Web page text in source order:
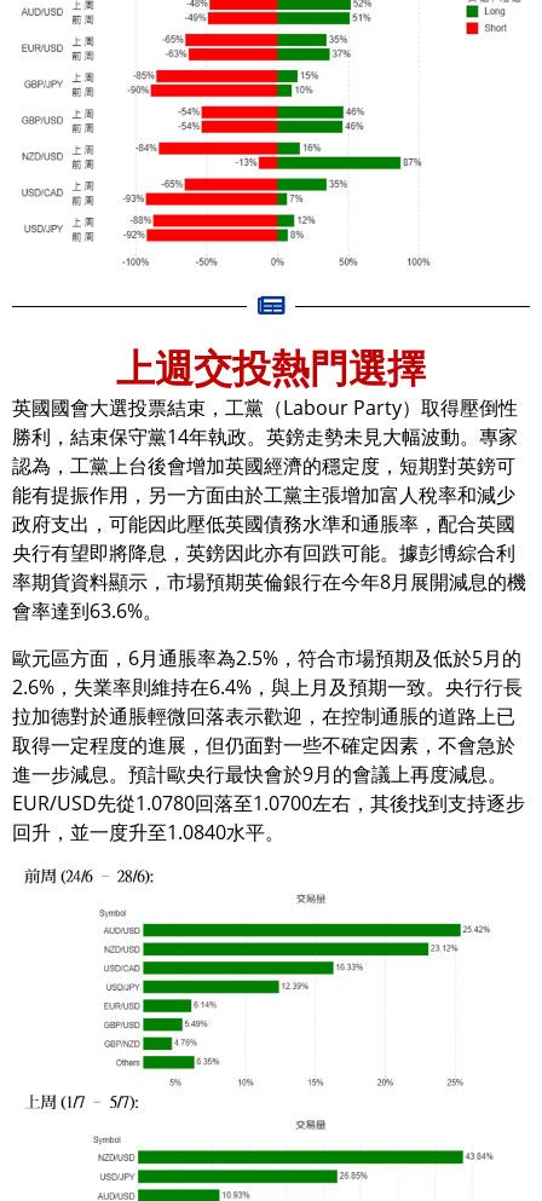
上週交投熱門選擇
英國國會大選投票結束，工黨（Labour Party）取得壓倒性
勝利，結束保守黨14年執政。英鎊走勢未見大幅波動。專家
認為，工黨上台後會增加英國經濟的穩定度，短期對英鎊可
能有提振作用，另一方面由於工黨主張增加富人稅率和減少
政府支出，可能因此壓低英國債務水準和通脹率，配合英國
央行有望即將降息，英鎊因此亦有回跌可能。據彭博綜合利
率期貨資料顯示，市場預期英倫銀行在今年8月展開減息的機
會率達到63.6%。
歐元區方面，6月通脹率為2.5%，符合市場預期及低於5月的
2.6%，失業率則維持在6.4%，與上月及預期一致。央行行長
拉加德對於通脹輕微回落表示歡迎，在控制通脹的道路上已
取得一定程度的進展，但仍面對一些不確定因素，不會急於
進一步減息。預計歐央行最快會於9月的會議上再度減息。
EUR/USD先從1.0780回落至1.0700左右，其後找到支持逐步
回升，並一度升至1.0840水平。